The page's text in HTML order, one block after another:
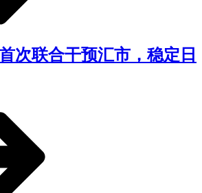
次联合干预汇市，稳定日